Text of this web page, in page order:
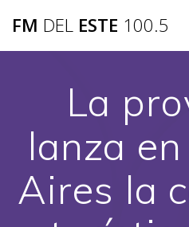
FM DEL ESTE 100.5
La
lanza
Aires la